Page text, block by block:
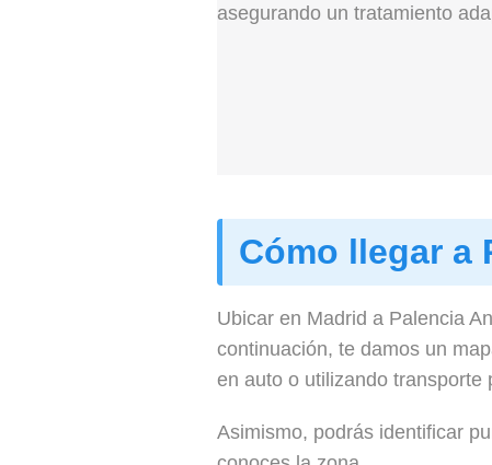
asegurando un tratamiento
Cómo llegar a
Ubicar en Madrid a Palencia
continuación, te damos un
en auto o utilizando transporte
Asimismo, podrás identificar